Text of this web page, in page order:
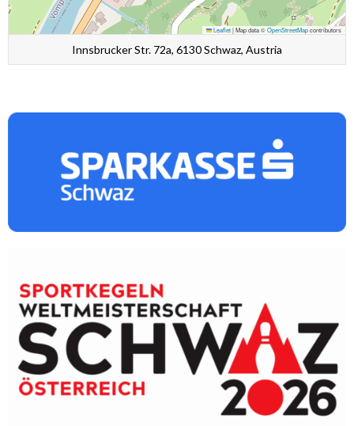
Leaflet|Map data ©OpenStreetMapcontributors
Innsbrucker Str. 72a, 6130 Schwaz, Austria